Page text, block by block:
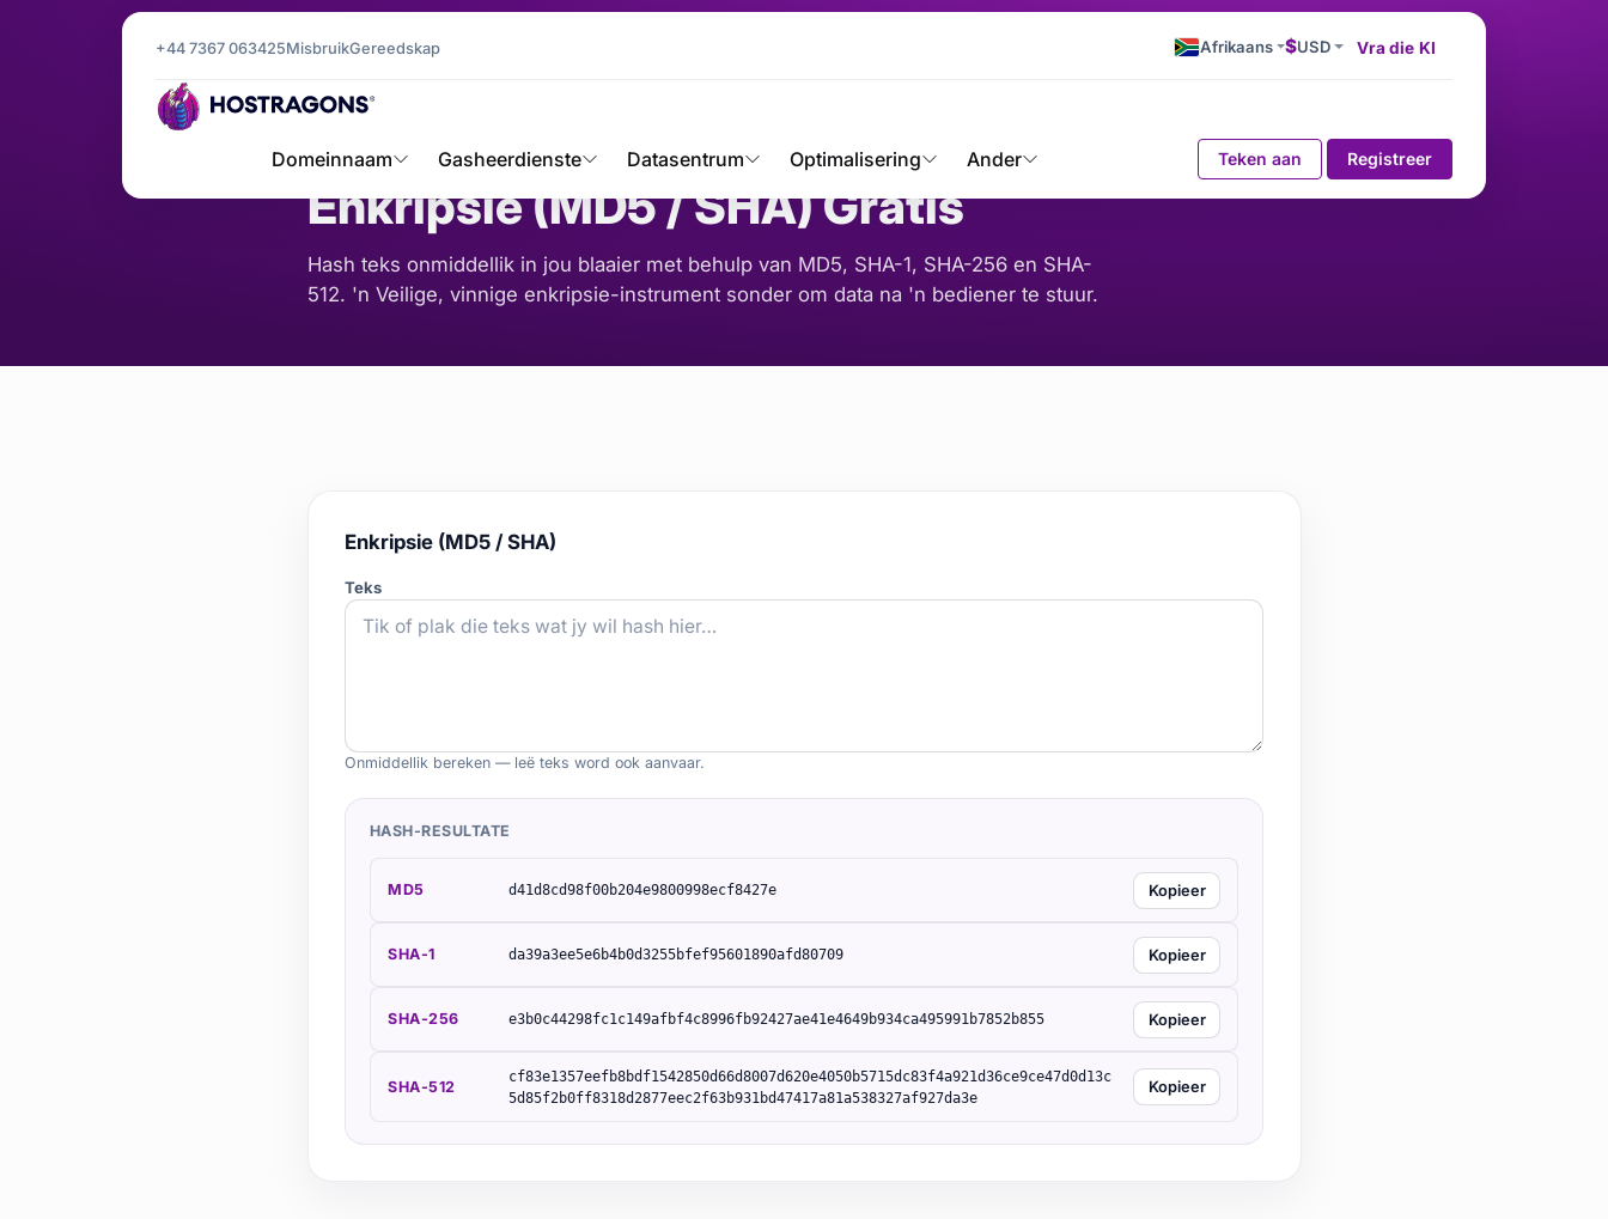
+44 7367 063425MisbruikGereedskap Afrikaans $USD Vra die KI
Domeinnaam Gasheerdienste Datasentrum Optimalisering Ander Teken aan Registreer
Tuisblad Gereedskap
Enkripsie (MD5 / SHA) Gratis
Hash teks onmiddellik in jou blaaier met behulp van MD5, SHA-1, SHA-256 en SHA-
512. 'n Veilige, vinnige enkripsie-instrument sonder om data na 'n bediener te stuur.
Enkripsie (MD5 / SHA)
Teks
Onmiddellik bereken — leë teks word ook aanvaar.
HASH-RESULTATE
MD5 d41d8cd98f00b204e9800998ecf8427e Kopieer
SHA-1 da39a3ee5e6b4b0d3255bfef95601890afd80709 Kopieer
SHA-256 e3b0c44298fc1c149afbf4c8996fb92427ae41e4649b934ca495991b7852b855 Kopieer
SHA-512
cf83e1357eefb8bdf1542850d66d8007d620e4050b5715dc83f4a921d36ce9ce47d0d13c
5d85f2b0ff8318d2877eec2f63b931bd47417a81a538327af927da3e
Kopieer